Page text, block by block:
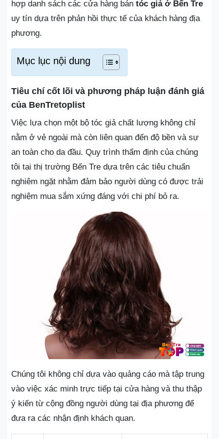
hợp danh sách các cửa hàng bán tóc giả ở Bến Tre
uy tín dựa trên phản hồi thực tế của khách hàng địa
phương.
Mục lục nội dung
Tiêu chí cốt lõi và phương pháp luận đánh giá
của BenTretoplist
Việc lựa chọn một bộ tóc giả chất lượng không chỉ
nằm ở vẻ ngoài mà còn liên quan đến độ bền và sự
an toàn cho da đầu. Quy trình thẩm định của chúng
tôi tại thị trường Bến Tre dựa trên các tiêu chuẩn
nghiêm ngặt nhằm đảm bảo người dùng có được trải
nghiệm mua sắm xứng đáng với chi phí bỏ ra.
Chúng tôi không chỉ dựa vào quảng cáo mà tập trung
vào việc xác minh trực tiếp tại cửa hàng và thu thập
ý kiến từ cộng đồng người dùng tại địa phương để
đưa ra các nhận định khách quan.